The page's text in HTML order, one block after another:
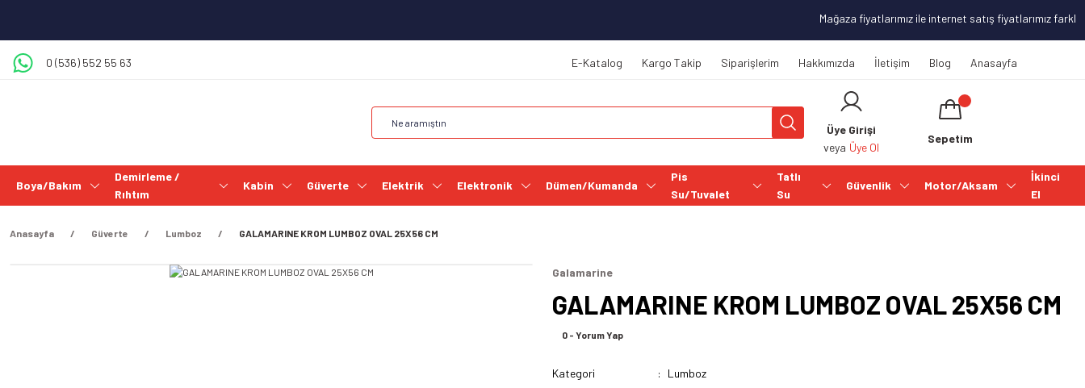
Mağaza fiyatlarımız ile internet satış fiyatlarımız
0 (536) 552 55 63 E-Katalog Kargo Takip Siparişlerim Hakkımızda İletişim Blog Anasayfa
Üye Girişi
veya Üye Ol
Sepetim
Boya/Bakım
Demirleme /
Rıhtım
Kabin Güverte Elektrik Elektronik Dümen/Kumanda
Pis
Su/Tuvalet
Tatlı
Su
Güvenlik Motor/Aksam
İkinci
El
Anasayfa Güverte Lumboz GALAMARINE KROM LUMBOZ OVAL 25X56 CM
Galamarine
GALAMARINE KROM LUMBOZ OVAL 25X56 CM
0 - Yorum Yap
Kategori
Lumboz